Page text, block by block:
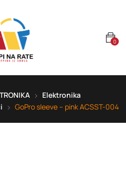
0
Elektronika
GoPro sleeve – pink ACSST-004